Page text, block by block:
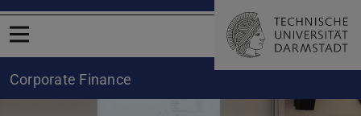
Open menu
Corporate Finance